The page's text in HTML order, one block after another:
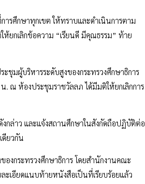
รศึกษาทุกเขต ให้ทราบและดำเนินการตาม
ยกเลิกข้อความ “เรียนดี มีคุณธรรม” ท้าย
มผู้บริหารระดับสูงของกระทรวงศึกษาธิการ
ณ ห้องประชุมราชวัลลภ ได้มีมติให้ยกเลิกการ
กล่าว และแจ้งสถานศึกษาในสังกัดถือปฏิบัติต่อ
ดียวกัน
งกระทรวงศึกษาธิการ โดยสำนักงานคณะ
ะเอียดแนบท้ายหนังสือเป็นที่เรียบร้อยแล้ว